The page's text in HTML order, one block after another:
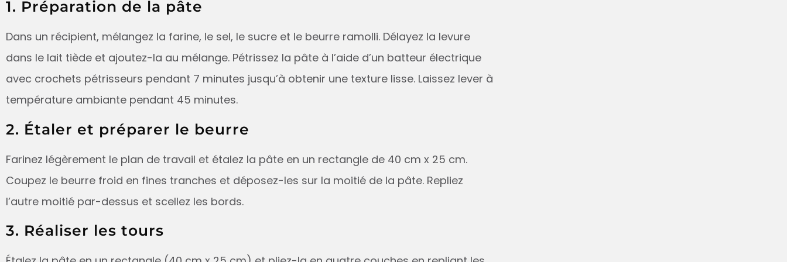
1. Préparation de la pâte
Dans un récipient, mélangez la farine, le sel, le sucre et le beurre ramolli. Délayez la levure
dans le lait tiède et ajoutez-la au mélange. Pétrissez la pâte à l’aide d’un batteur électrique
avec crochets pétrisseurs pendant 7 minutes jusqu’à obtenir une texture lisse. Laissez lever à
température ambiante pendant 45 minutes.
2. Étaler et préparer le beurre
Farinez légèrement le plan de travail et étalez la pâte en un rectangle de 40 cm x 25 cm.
Coupez le beurre froid en fines tranches et déposez-les sur la moitié de la pâte. Repliez
l’autre moitié par-dessus et scellez les bords.
3. Réaliser les tours